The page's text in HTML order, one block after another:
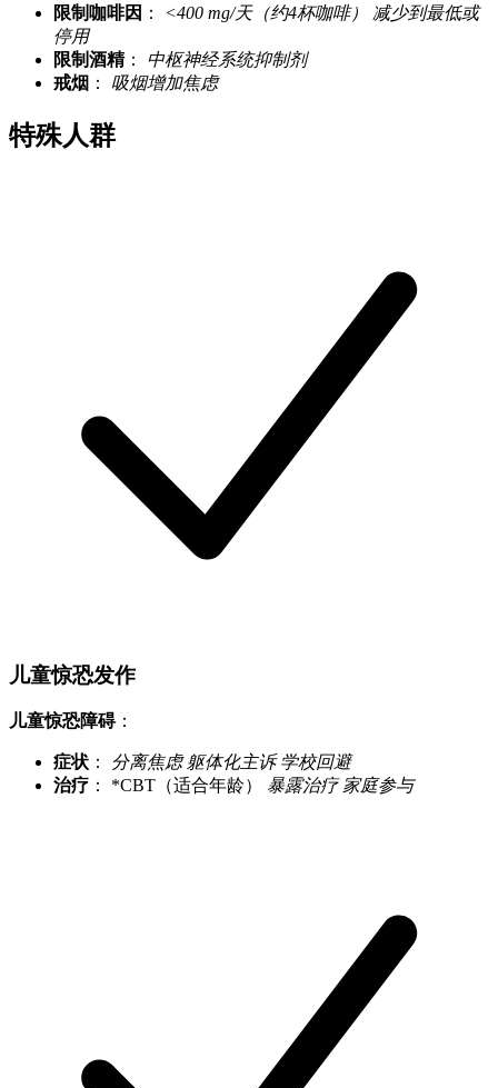
限制咖啡因 ： <400 mg/天（约4杯咖啡）
减少到最低或
停用
限制酒精： 中枢神经系统抑制剂
戒烟 ： 吸烟增加焦虑
特殊人群
儿童惊恐发作
儿童惊恐障碍：
症状 ： 分离焦虑 躯体化主诉 学校回避
治疗 ： *CBT（适合年龄） 暴露治疗 家庭参与